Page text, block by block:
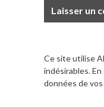
Ce site utilise
indésirables.En
données de